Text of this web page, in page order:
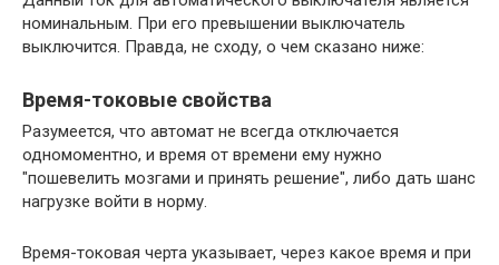
номинальным. При его превышении выключатель
выключится. Правда, не сходу, о чем сказано ниже:
Время-токовые свойства
Разумеется, что автомат не всегда отключается
одномоментно, и время от времени ему нужно
"пошевелить мозгами и принять решение", либо дать шанс
нагрузке войти в норму.
Время-токовая черта указывает, через какое время и при